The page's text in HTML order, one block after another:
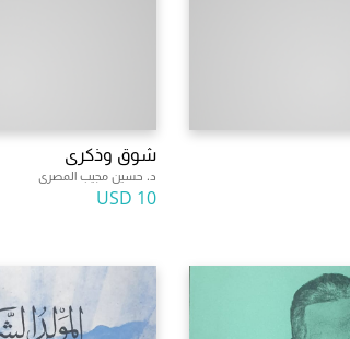
شوق وذكرى
د. حسين مجيب المصرى
10 USD